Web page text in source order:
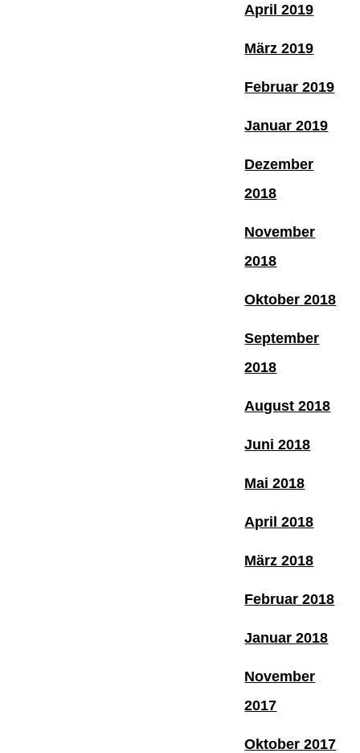
April 2019
März 2019
Februar 2019
Januar 2019
Dezember
2018
November
2018
Oktober 2018
September
2018
August 2018
Juni 2018
Mai 2018
April 2018
März 2018
Februar 2018
Januar 2018
November
2017
Oktober 2017